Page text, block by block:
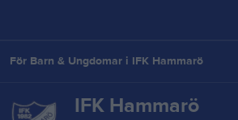
För Barn & Ungdomar i IFK Hammarö
IFK Hammarö